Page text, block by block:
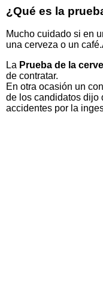
¿Qué es la
Mucho cuidado si en
una cerveza o un
La Prueba de la
de contratar.
En otra ocasión un
de los candidatos dijo
accidentes por la